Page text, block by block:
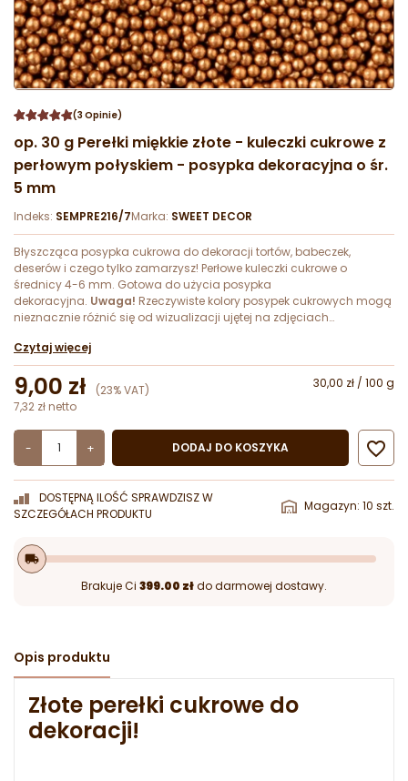
(3 Opinie)
op. 30 g Perełki miękkie złote - kuleczki cukrowe z
perłowym połyskiem - posypka dekoracyjna o śr.
5 mm
Indeks: SEMPRE216/7Marka: SWEET DECOR
Błyszcząca posypka cukrowa do dekoracji tortów, babeczek,
deserów i czego tylko zamarzysz! Perłowe kuleczki cukrowe o
średnicy 4-6 mm. Gotowa do użycia posypka
dekoracyjna. Uwaga! Rzeczywiste kolory posypek cukrowych mogą
nieznacznie różnić się od wizualizacji ujętej na zdjęciach
Czytaj więcej
9,00 zł (23% VAT)
30,00 zł / 100 g
7,32 zł netto
- + DODAJ DO KOSZYKA 
DOSTĘPNĄ ILOŚĆ SPRAWDZISZ W
SZCZEGÓŁACH PRODUKTU
Magazyn: 10 szt.
local_shipping
Brakuje Ci 399.00 złdo darmowej dostawy.
Opis produktu
Złote perełki cukrowe do
dekoracji!